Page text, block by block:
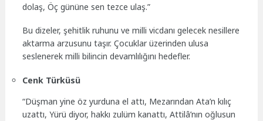
dolaş, Öç gününe sen tezce ulaş.”
Bu dizeler, şehitlik ruhunu ve milli vicdanı gelecek nesillere
aktarma arzusunu taşır. Çocuklar üzerinden ulusa
seslenerek milli bilincin devamlılığını hedefler.
Cenk Türküsü
“Düşman yine öz yurduna el attı, Mezarından Ata’n kılıç
uzattı, Yürü diyor, hakkı zulüm kanattı, Attilâ’nın oğlusun